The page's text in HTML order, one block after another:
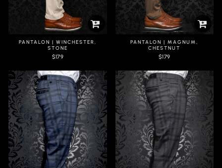
PANTALON | WINCHESTER,
STONE
$179
PANTALON | MAGNUM,
CHESTNUT
$179
2E ITEM À 40% DE RABAIS 2E ITEM À 40% DE RABAIS